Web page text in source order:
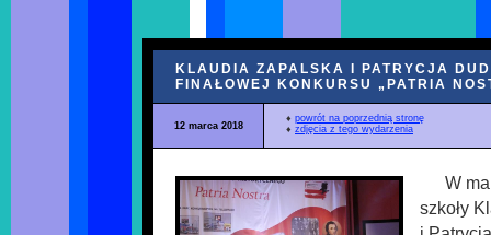
KLAUDIA ZAPALSKA I PATRYCJA
FINAŁOWEJ KONKURSU „PATRIA
12 marca 2018
♦ powrót na poprzednią stronę
♦ zdjęcia z tego wydarzenia
W
szkoły